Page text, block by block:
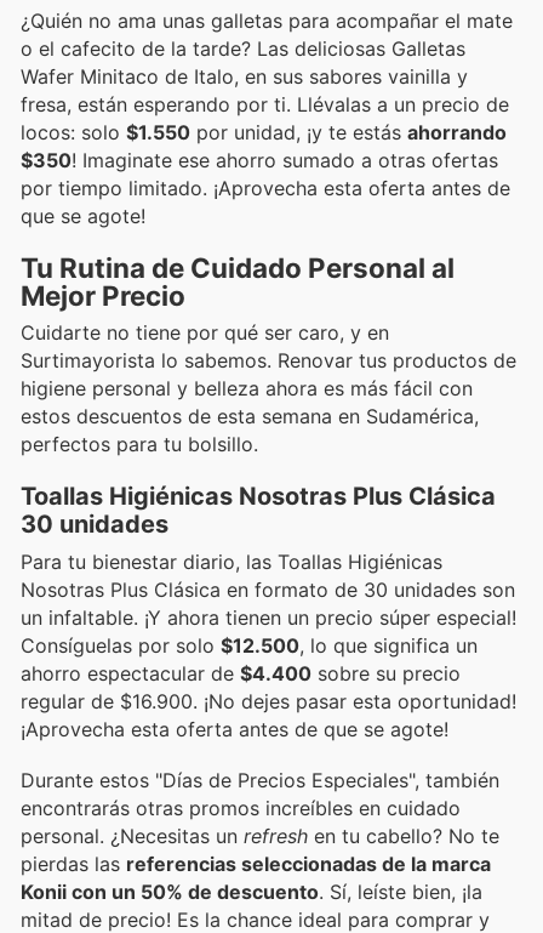
¿Quién no ama unas galletas para acompañar el mate
o el cafecito de la tarde? Las deliciosas Galletas
Wafer Minitaco de Italo, en sus sabores vainilla y
fresa, están esperando por ti. Llévalas a un precio de
locos: solo $1.550 por unidad, ¡y te estás ahorrando
$350! Imaginate ese ahorro sumado a otras ofertas
por tiempo limitado. ¡Aprovecha esta oferta antes de
que se agote!
Tu Rutina de Cuidado Personal al
Mejor Precio
Cuidarte no tiene por qué ser caro, y en
Surtimayorista lo sabemos. Renovar tus productos de
higiene personal y belleza ahora es más fácil con
estos descuentos de esta semana en Sudamérica,
perfectos para tu bolsillo.
Toallas Higiénicas Nosotras Plus Clásica
30 unidades
Para tu bienestar diario, las Toallas Higiénicas
Nosotras Plus Clásica en formato de 30 unidades son
un infaltable. ¡Y ahora tienen un precio súper especial!
Consíguelas por solo $12.500, lo que significa un
ahorro espectacular de $4.400 sobre su precio
regular de $16.900. ¡No dejes pasar esta oportunidad!
¡Aprovecha esta oferta antes de que se agote!
Durante estos "Días de Precios Especiales", también
encontrarás otras promos increíbles en cuidado
personal. ¿Necesitas un refresh en tu cabello? No te
pierdas las referencias seleccionadas de la marca
Konii con un 50% de descuento. Sí, leíste bien, ¡la
mitad de precio! Es la chance ideal para comprar y